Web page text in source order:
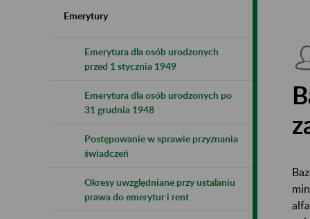
Emerytury
Emerytura dla osób urodzonych
przed 1 stycznia 1949
Emerytura dla osób urodzonych po
31 grudnia 1948
Postępowanie w sprawie przyznania
świadczeń
Okresy uwzględniane przy ustalaniu
prawa do emerytur i rent